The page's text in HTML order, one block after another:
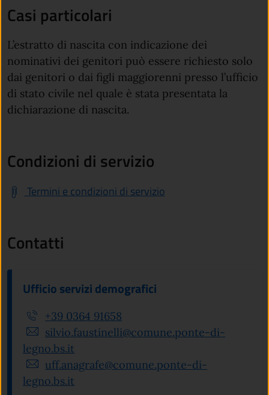
Casi particolari
L’estratto di nascita con indicazione dei
nominativi dei genitori può essere richiesto solo
dai genitori o dai figli maggiorenni presso l’ufficio
di stato civile nel quale è stata presentata la
dichiarazione di nascita.
Condizioni di servizio
Termini e condizioni di servizio
Contatti
Ufficio servizi demografici
+39 0364 91658
silvio.faustinelli@comune.ponte-di-
legno.bs.it
uff.anagrafe@comune.ponte-di-
legno.bs.it